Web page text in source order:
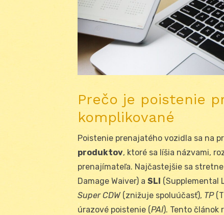
Prečo je poistenie
komplikované
Poistenie prenajatého vozidla sa na
produktov, ktoré sa líšia názvami,
prenajímateľa. Najčastejšie sa
Damage Waiver) a SLI (Supplemental
Super CDW(znižuje spoluúčasť), TP
úrazové poistenie (PAI). Tento článok